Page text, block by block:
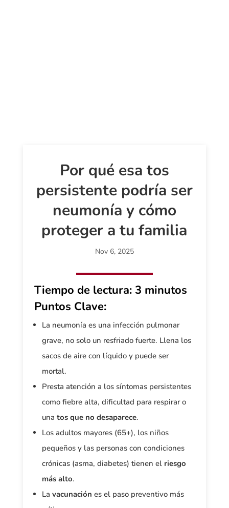
Por qué esa tos
persistente podría ser
neumonía y cómo
proteger a tu familia
Nov 6, 2025
Tiempo de lectura: 3 minutos
Puntos Clave:
La neumonía es una infección pulmonar
grave, no solo un resfriado fuerte. Llena los
sacos de aire con líquido y puede ser
mortal.
Presta atención a los síntomas persistentes
como fiebre alta, dificultad para respirar o
unatos que no desaparece.
Los adultos mayores (65+), los niños
pequeños y las personas con condiciones
crónicas (asma, diabetes) tienen el riesgo
más alto.
Lavacunación es el paso preventivo más